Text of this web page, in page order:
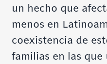
un hecho que
menos en
coexistencia de
familias en las